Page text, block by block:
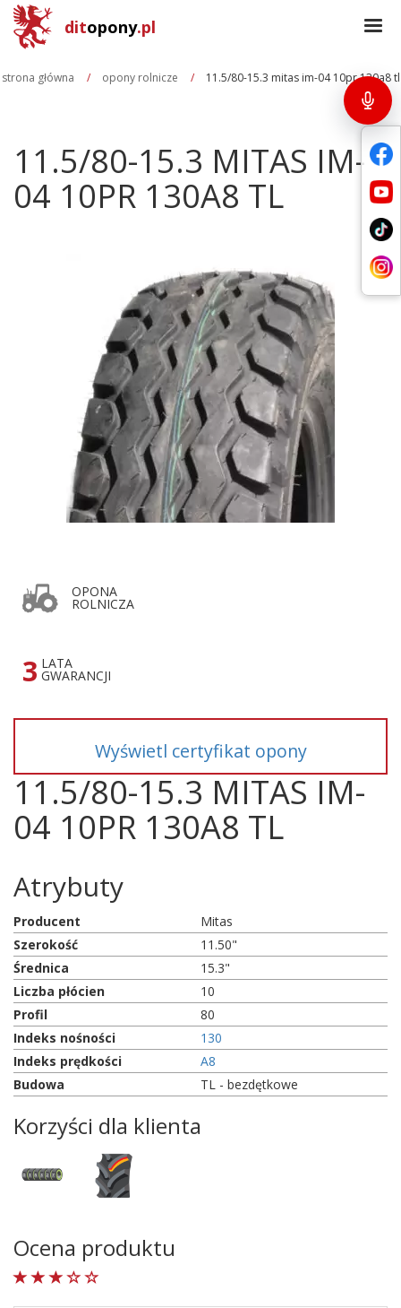
ditopony.pl
strona główna opony rolnicze 11.5/80-15.3 mitas im-04 10pr 130a8 tl
11.5/80-15.3 MITAS IM-
04 10PR 130A8 TL
OPONA
ROLNICZA
3 LATA
GWARANCJI
Wyświetl certyfikat opony
11.5/80-15.3 MITAS IM-
04 10PR 130A8 TL
Atrybuty
Producent
Mitas
Szerokość
11.50"
Średnica
15.3"
Liczba płócien
10
Profil
80
Indeks nośności
130
Indeks prędkości
A8
Budowa
TL - bezdętkowe
Korzyści dla klienta
Ocena produktu